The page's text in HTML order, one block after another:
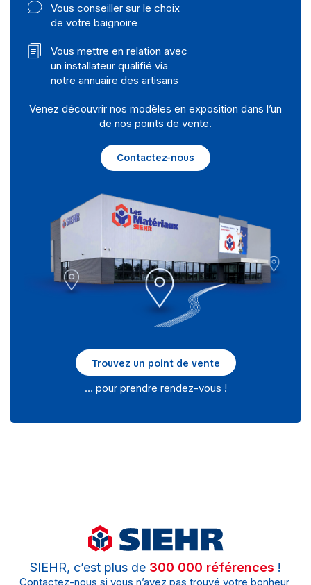
Vous conseiller sur le choix
de votre baignoire
Vous mettre en relation avec
un installateur qualifié via
notre annuaire des artisans
Venez découvrir nos modèles en exposition dans l’un
de nos points de vente.
Contactez-nous
Trouvez un point de vente
… pour prendre rendez-vous !
SIEHR, c’est plus de 300 000 références !
Contactez-nous si vous n’avez pas trouvé votre bonheur,